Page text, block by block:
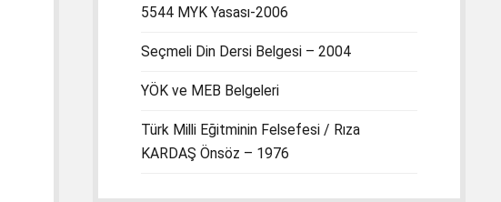
5544 MYK Yasası-2006
Seçmeli Din Dersi Belgesi – 2004
YÖK ve MEB Belgeleri
Türk Milli Eğitminin Felsefesi / Rıza
KARDAŞ Önsöz – 1976